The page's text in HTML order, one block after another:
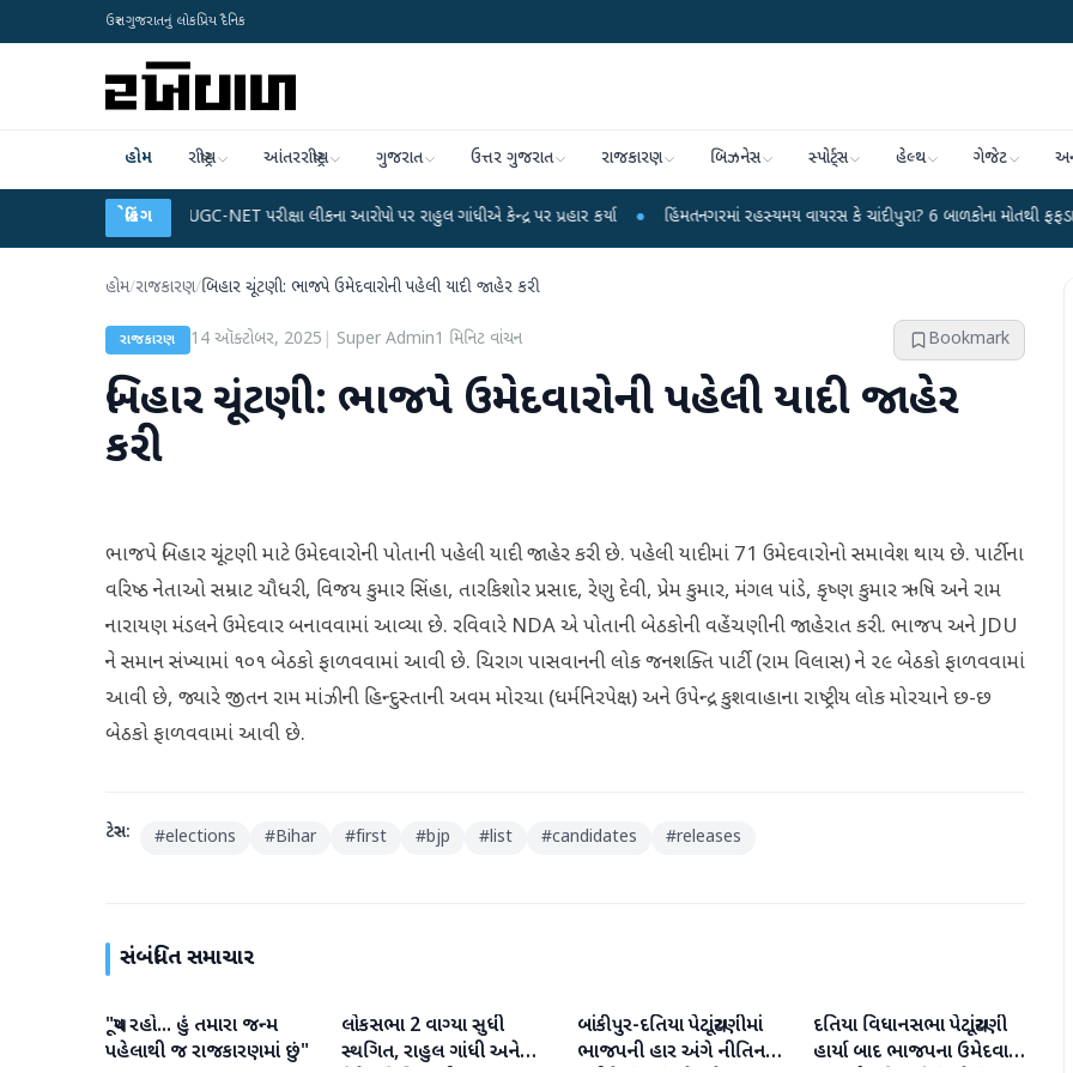
ઉત્તર ગુજરાતનું લોકપ્રિય દૈનિક
હોમ રાષ્ટ્રીય આંતરરાષ્ટ્રીય ગુજરાત ઉત્તર ગુજરાત રાજકારણ બિઝનેસ સ્પોર્ટ્સ હેલ્થ ગેજેટ
બ્રેકિંગ
UGC-NET પરીક્ષા લીકના આરોપો પર રાહુલ ગાંધીએ કેન્દ્ર પર પ્રહાર કર્યા ● હિંમતનગરમાં રહસ્યમય વાયરસ કે ચાંદીપુરા? 6 બાળકોના મોતથી ફફડાટ ●
હોમ/રાજકારણ/બિહાર ચૂંટણી: ભાજપે ઉમેદવારોની પહેલી યાદી જાહેર કરી
રાજકારણ 14 ઑક્ટોબર, 2025 Super Admin1 મિનિટ વાંચન Bookmark
બિહાર ચૂંટણી: ભાજપે ઉમેદવારોની પહેલી યાદી જાહેર
કરી
ભાજપે બિહાર ચૂંટણી માટે ઉમેદવારોની પોતાની પહેલી યાદી જાહેર કરી છે. પહેલી યાદીમાં 71 ઉમેદવારોનો સમાવેશ થાય છે. પાર્ટીના
વરિષ્ઠ નેતાઓ સમ્રાટ ચૌધરી, વિજય કુમાર સિંહા, તારકિશોર પ્રસાદ, રેણુ દેવી, પ્રેમ કુમાર, મંગલ પાંડે, કૃષ્ણ કુમાર ઋષિ અને રામ
નારાયણ મંડલને ઉમેદવાર બનાવવામાં આવ્યા છે. રવિવારે NDA એ પોતાની બેઠકોની વહેંચણીની જાહેરાત કરી. ભાજપ અને JDU
ને સમાન સંખ્યામાં ૧૦૧ બેઠકો ફાળવવામાં આવી છે. ચિરાગ પાસવાનની લોક જનશક્તિ પાર્ટી (રામ વિલાસ) ને ૨૯ બેઠકો ફાળવવામાં
આવી છે, જ્યારે જીતન રામ માંઝીની હિન્દુસ્તાની અવમ મોરચા (ધર્મનિરપેક્ષ) અને ઉપેન્દ્ર કુશવાહાના રાષ્ટ્રીય લોક મોરચાને છ-છ
બેઠકો ફાળવવામાં આવી છે.
ટેગ્સ: #elections #Bihar #first #bjp #list #candidates #releases
સંબંધિત સમાચાર
રાજકારણ
"ચૂપ રહો... હું તમારા જન્મ
પહેલાથી જ રાજકારણમાં છું"
રાજકારણ
લોકસભા 2 વાગ્યા સુધી
સ્થગિત, રાહુલ ગાંધી અને
રાજકારણ
બાંકીપુર-દતિયા પેટાચૂંટણીમાં
ભાજપની હાર અંગે નીતિન
રાજકારણ
દતિયા વિધાનસભા પેટાચૂંટણી
હાર્યા બાદ ભાજપના ઉમેદવાર